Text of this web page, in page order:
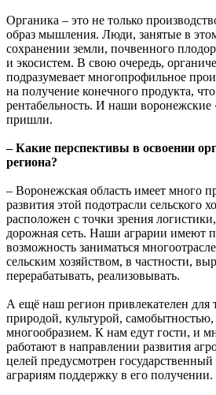
Органика – это не только
образ мышления. Люди, занятые в
сохранении земли, почвенного
и экосистем. В свою очередь,
подразумевает многопрофильное
на получение конечного продукта,
рентабельность. И наши
пришли.
– Какие перспективы в освоении
региона?
– Воронежская область имеет много
развития этой подотрасли сельского
расположен с точки зрения
дорожная сеть. Наши аграрии имеют
возможность заниматься
сельским хозяйством, в частности,
перерабатывать, реализовывать.
А ещё наш регион привлекателен для
природой, культурой,
многообразием. К нам едут гости, и
работают в направлении развития
целей предусмотрен
аграриям поддержку в его получении.